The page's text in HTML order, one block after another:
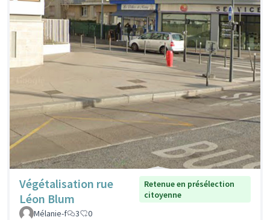
Végétalisation rue
Léon Blum
Retenue en présélection
citoyenne
Mélanie-f
3 0